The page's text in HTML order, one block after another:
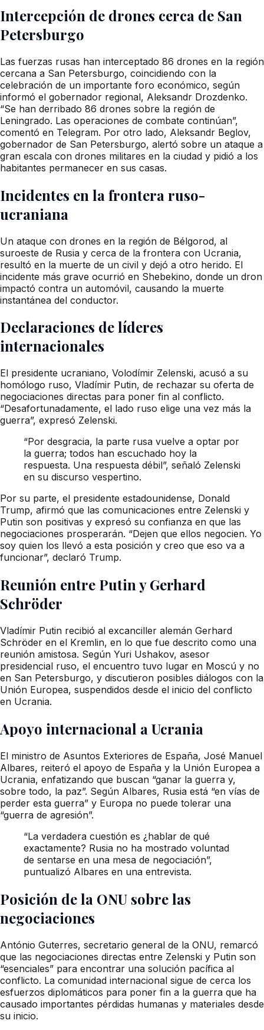
Intercepción de drones cerca de San
Petersburgo
Las fuerzas rusas han interceptado 86 drones en la región
cercana a San Petersburgo, coincidiendo con la
celebración de un importante foro económico, según
informó el gobernador regional, Aleksandr Drozdenko.
“Se han derribado 86 drones sobre la región de
Leningrado. Las operaciones de combate continúan”,
comentó en Telegram. Por otro lado, Aleksandr Beglov,
gobernador de San Petersburgo, alertó sobre un ataque a
gran escala con drones militares en la ciudad y pidió a los
habitantes permanecer en sus casas.
Incidentes en la frontera ruso-
ucraniana
Un ataque con drones en la región de Bélgorod, al
suroeste de Rusia y cerca de la frontera con Ucrania,
resultó en la muerte de un civil y dejó a otro herido. El
incidente más grave ocurrió en Shebekino, donde un dron
impactó contra un automóvil, causando la muerte
instantánea del conductor.
Declaraciones de líderes
internacionales
El presidente ucraniano, Volodímir Zelenski, acusó a su
homólogo ruso, Vladímir Putin, de rechazar su oferta de
negociaciones directas para poner fin al conflicto.
“Desafortunadamente, el lado ruso elige una vez más la
guerra”, expresó Zelenski.
“Por desgracia, la parte rusa vuelve a optar por
la guerra; todos han escuchado hoy la
respuesta. Una respuesta débil”, señaló Zelenski
en su discurso vespertino.
Por su parte, el presidente estadounidense, Donald
Trump, afirmó que las comunicaciones entre Zelenski y
Putin son positivas y expresó su confianza en que las
negociaciones prosperarán. “Dejen que ellos negocien. Yo
soy quien los llevó a esta posición y creo que eso va a
funcionar”, declaró Trump.
Reunión entre Putin y Gerhard
Schröder
Vladímir Putin recibió al excanciller alemán Gerhard
Schröder en el Kremlin, en lo que fue descrito como una
reunión amistosa. Según Yuri Ushakov, asesor
presidencial ruso, el encuentro tuvo lugar en Moscú y no
en San Petersburgo, y discutieron posibles diálogos con la
Unión Europea, suspendidos desde el inicio del conflicto
en Ucrania.
Apoyo internacional a Ucrania
El ministro de Asuntos Exteriores de España, José Manuel
Albares, reiteró el apoyo de España y la Unión Europea a
Ucrania, enfatizando que buscan “ganar la guerra y,
sobre todo, la paz”. Según Albares, Rusia está “en vías de
perder esta guerra” y Europa no puede tolerar una
“guerra de agresión”.
“La verdadera cuestión es ¿hablar de qué
exactamente? Rusia no ha mostrado voluntad
de sentarse en una mesa de negociación”,
puntualizó Albares en una entrevista.
Posición de la ONU sobre las
negociaciones
António Guterres, secretario general de la ONU, remarcó
que las negociaciones directas entre Zelenski y Putin son
“esenciales” para encontrar una solución pacífica al
conflicto. La comunidad internacional sigue de cerca los
esfuerzos diplomáticos para poner fin a la guerra que ha
causado importantes pérdidas humanas y materiales desde
su inicio.